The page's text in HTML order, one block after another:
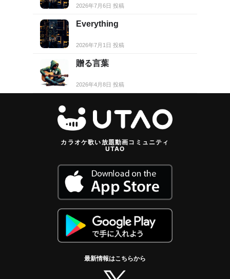
2026年7月6日 投稿
Everything
2026年7月1日 投稿
贈る言葉
2026年4月8日 投稿
カラオケ歌い放題動画コミュニティ
UTAO
最新情報はこちらから